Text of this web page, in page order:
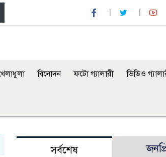
বিনোদন ফটো গ্যালারী ভিডিও
সর্বশেষ